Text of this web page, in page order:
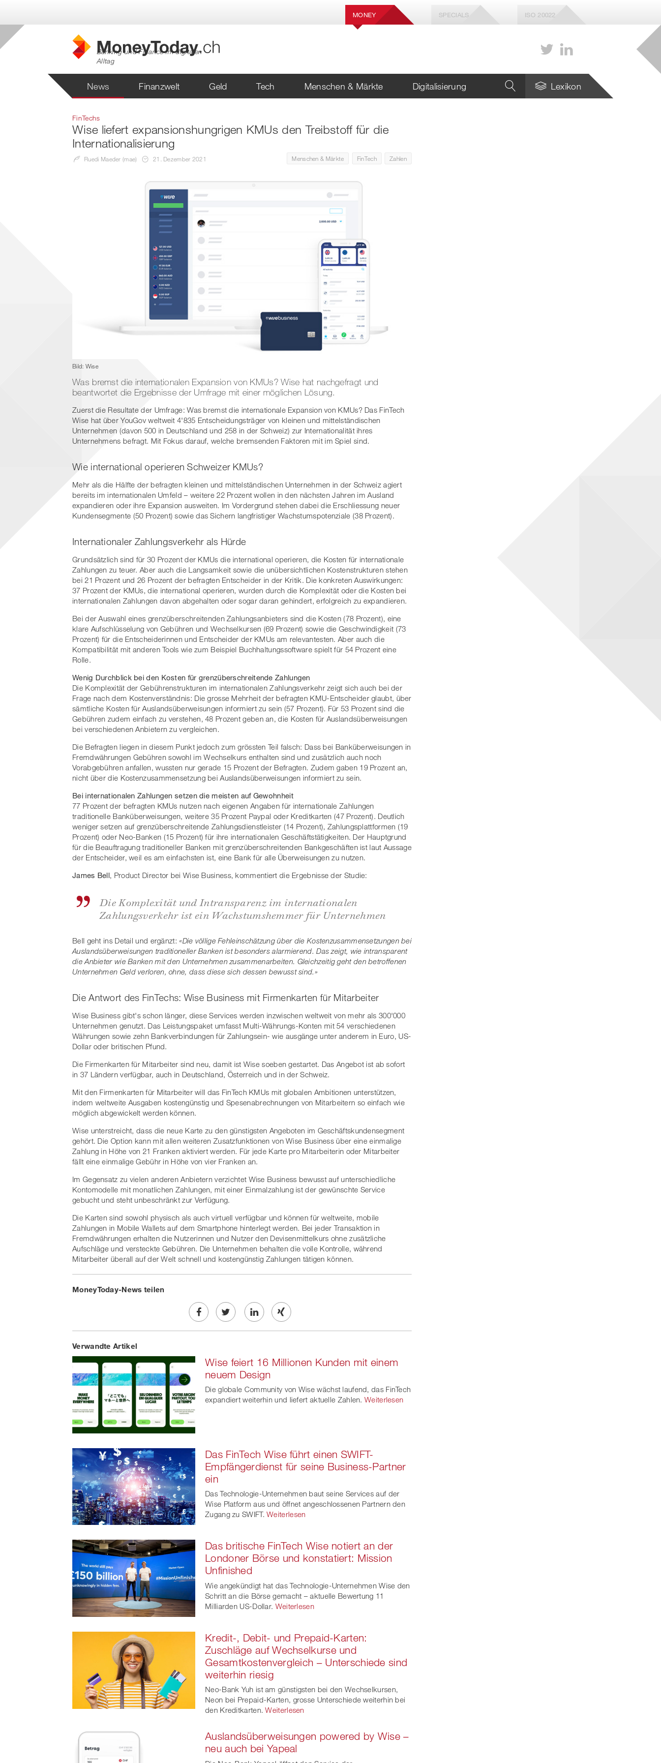
MONEY SPECIALS ISO 20022
Banking und Finance im digitalen
Alltag
News Finanzwelt Geld Tech Menschen & Märkte Digitalisierung Lexikon
FinTechs
Wise liefert expansionshungrigen KMUs den Treibstoff für die
Internationalisierung
Ruedi Maeder (mae) 21. Dezember 2021 Menschen & Märkte FinTech Zahlen
Bild: Wise
Was bremst die internationalen Expansion von KMUs? Wise hat nachgefragt und
beantwortet die Ergebnisse der Umfrage mit einer möglichen Lösung.
Zuerst die Resultate der Umfrage: Was bremst die internationale Expansion von KMUs? Das FinTech
Wise hat über YouGov weltweit 4'835 Entscheidungsträger von kleinen und mittelständischen
Unternehmen (davon 500 in Deutschland und 258 in der Schweiz) zur Internationalität ihres
Unternehmens befragt. Mit Fokus darauf, welche bremsenden Faktoren mit im Spiel sind.
Wie international operieren Schweizer KMUs?
Mehr als die Hälfte der befragten kleinen und mittelständischen Unternehmen in der Schweiz agiert
bereits im internationalen Umfeld – weitere 22 Prozent wollen in den nächsten Jahren im Ausland
expandieren oder ihre Expansion ausweiten. Im Vordergrund stehen dabei die Erschliessung neuer
Kundensegmente (50 Prozent) sowie das Sichern langfristiger Wachstumspotenziale (38 Prozent).
Internationaler Zahlungsverkehr als Hürde
Grundsätzlich sind für 30 Prozent der KMUs die international operieren, die Kosten für internationale
Zahlungen zu teuer. Aber auch die Langsamkeit sowie die unübersichtlichen Kostenstrukturen stehen
bei 21 Prozent und 26 Prozent der befragten Entscheider in der Kritik. Die konkreten Auswirkungen:
37 Prozent der KMUs, die international operieren, wurden durch die Komplexität oder die Kosten bei
internationalen Zahlungen davon abgehalten oder sogar daran gehindert, erfolgreich zu expandieren.
Bei der Auswahl eines grenzüberschreitenden Zahlungsanbieters sind die Kosten (78 Prozent), eine
klare Aufschlüsselung von Gebühren und Wechselkursen (69 Prozent) sowie die Geschwindigkeit (73
Prozent) für die Entscheiderinnen und Entscheider der KMUs am relevantesten. Aber auch die
Kompatibilität mit anderen Tools wie zum Beispiel Buchhaltungssoftware spielt für 54 Prozent eine
Rolle.
Wenig Durchblick bei den Kosten für grenzüberschreitende Zahlungen
Die Komplexität der Gebührenstrukturen im internationalen Zahlungsverkehr zeigt sich auch bei der
Frage nach dem Kostenverständnis: Die grosse Mehrheit der befragten KMU-Entscheider glaubt, über
sämtliche Kosten für Auslandsüberweisungen informiert zu sein (57 Prozent). Für 53 Prozent sind die
Gebühren zudem einfach zu verstehen, 48 Prozent geben an, die Kosten für Auslandsüberweisungen
bei verschiedenen Anbietern zu vergleichen.
Die Befragten liegen in diesem Punkt jedoch zum grössten Teil falsch: Dass bei Banküberweisungen in
Fremdwährungen Gebühren sowohl im Wechselkurs enthalten sind und zusätzlich auch noch
Vorabgebühren anfallen, wussten nur gerade 15 Prozent der Befragten. Zudem gaben 19 Prozent an,
nicht über die Kostenzusammensetzung bei Auslandsüberweisungen informiert zu sein.
Bei internationalen Zahlungen setzen die meisten auf Gewohnheit
77 Prozent der befragten KMUs nutzen nach eigenen Angaben für internationale Zahlungen
traditionelle Banküberweisungen, weitere 35 Prozent Paypal oder Kreditkarten (47 Prozent). Deutlich
weniger setzen auf grenzüberschreitende Zahlungsdienstleister (14 Prozent), Zahlungsplattformen (19
Prozent) oder Neo-Banken (15 Prozent) für ihre internationalen Geschäftstätigkeiten. Der Hauptgrund
für die Beauftragung traditioneller Banken mit grenzüberschreitenden Bankgeschäften ist laut Aussage
der Entscheider, weil es am einfachsten ist, eine Bank für alle Überweisungen zu nutzen.
James Bell, Product Director bei Wise Business, kommentiert die Ergebnisse der Studie:
Die Komplexität und Intransparenz im internationalen
Zahlungsverkehr ist ein Wachstumshemmer für Unternehmen
Bell geht ins Detail und ergänzt:«Die völlige Fehleinschätzung über die Kostenzusammensetzungen bei
Auslandsüberweisungen traditioneller Banken ist besonders alarmierend. Das zeigt, wie intransparent
die Anbieter wie Banken mit den Unternehmen zusammenarbeiten. Gleichzeitig geht den betroffenen
Unternehmen Geld verloren, ohne, dass diese sich dessen bewusst sind.»
Die Antwort des FinTechs: Wise Business mit Firmenkarten für Mitarbeiter
Wise Business gibt's schon länger, diese Services werden inzwischen weltweit von mehr als 300'000
Unternehmen genutzt. Das Leistungspaket umfasst Multi-Währungs-Konten mit 54 verschiedenen
Währungen sowie zehn Bankverbindungen für Zahlungsein- wie ausgänge unter anderem in Euro, US-
Dollar oder britischen Pfund.
Die Firmenkarten für Mitarbeiter sind neu, damit ist Wise soeben gestartet. Das Angebot ist ab sofort
in 37 Ländern verfügbar, auch in Deutschland, Österreich und in der Schweiz.
Mit den Firmenkarten für Mitarbeiter will das FinTech KMUs mit globalen Ambitionen unterstützen,
indem weltweite Ausgaben kostengünstig und Spesenabrechnungen von Mitarbeitern so einfach wie
möglich abgewickelt werden können.
Wise unterstreicht, dass die neue Karte zu den günstigsten Angeboten im Geschäftskundensegment
gehört. Die Option kann mit allen weiteren Zusatzfunktionen von Wise Business über eine einmalige
Zahlung in Höhe von 21 Franken aktiviert werden. Für jede Karte pro Mitarbeiterin oder Mitarbeiter
fällt eine einmalige Gebühr in Höhe von vier Franken an.
Im Gegensatz zu vielen anderen Anbietern verzichtet Wise Business bewusst auf unterschiedliche
Kontomodelle mit monatlichen Zahlungen, mit einer Einmalzahlung ist der gewünschte Service
gebucht und steht unbeschränkt zur Verfügung.
Die Karten sind sowohl physisch als auch virtuell verfügbar und können für weltweite, mobile
Zahlungen in Mobile Wallets auf dem Smartphone hinterlegt werden. Bei jeder Transaktion in
Fremdwährungen erhalten die Nutzerinnen und Nutzer den Devisenmittelkurs ohne zusätzliche
Aufschläge und versteckte Gebühren. Die Unternehmen behalten die volle Kontrolle, während
Mitarbeiter überall auf der Welt schnell und kostengünstig Zahlungen tätigen können.
MoneyToday-News teilen
Share
Facebook
Twe
on
twitt
er
Share
linkedin
Share
Xing
Verwandte Artikel
Wise feiert 16 Millionen Kunden mit einem
neuem Design
Die globale Community von Wise wächst laufend, das FinTech
expandiert weiterhin und liefert aktuelle Zahlen. Weiterlesen
Das FinTech Wise führt einen SWIFT-
Empfängerdienst für seine Business-Partner
ein
Das Technologie-Unternehmen baut seine Services auf der
Wise Platform aus und öffnet angeschlossenen Partnern den
Zugang zu SWIFT. Weiterlesen
Das britische FinTech Wise notiert an der
Londoner Börse und konstatiert: Mission
Unfinished
Wie angekündigt hat das Technologie-Unternehmen Wise den
Schritt an die Börse gemacht – aktuelle Bewertung 11
Milliarden US-Dollar. Weiterlesen
Kredit-, Debit- und Prepaid-Karten:
Zuschläge auf Wechselkurse und
Gesamtkostenvergleich – Unterschiede sind
weiterhin riesig
Neo-Bank Yuh ist am günstigsten bei den Wechselkursen,
Neon bei Prepaid-Karten, grosse Unterschiede weiterhin bei
den Kreditkarten. Weiterlesen
Auslandsüberweisungen powered by Wise –
neu auch bei Yapeal